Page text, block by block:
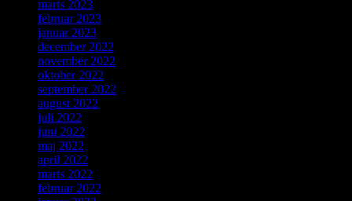
marts 2023
februar 2023
januar 2023
december 2022
november 2022
oktober 2022
september 2022
august 2022
juli 2022
juni 2022
maj 2022
april 2022
marts 2022
februar 2022